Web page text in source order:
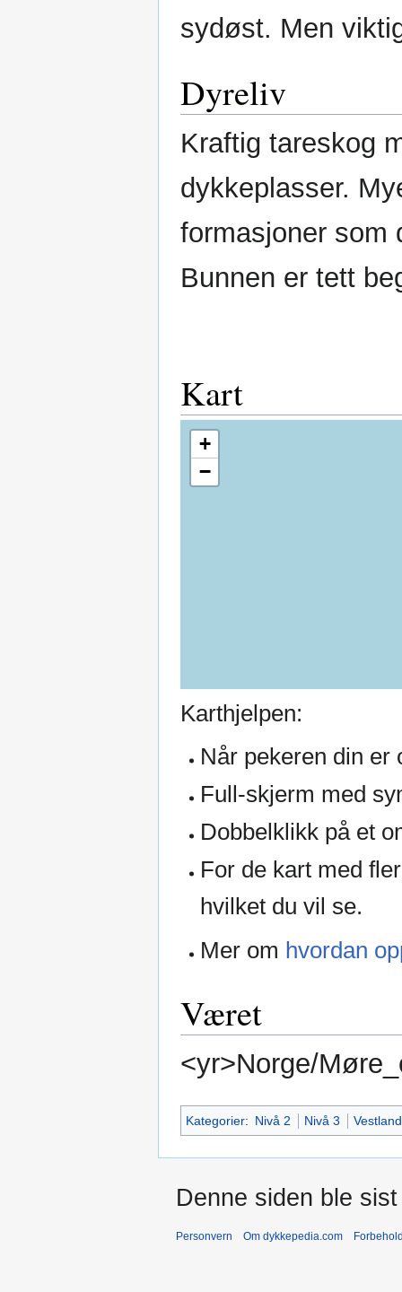
sydøst. Men
Dyreliv
Kraftig tareskog
dykkeplasser.
formasjoner som
Bunnen er tett
Kart
+
−
Karthjelpen:
Når pekeren din er
Full-skjerm med
Dobbelklikk på et
For de kart med
hvilket du vil se.
Mer om hvordan
Været
<yr>Norge/
Kategorier: Nivå 2 Nivå 3
Denne siden ble
Personvern Om dykkepedia.com